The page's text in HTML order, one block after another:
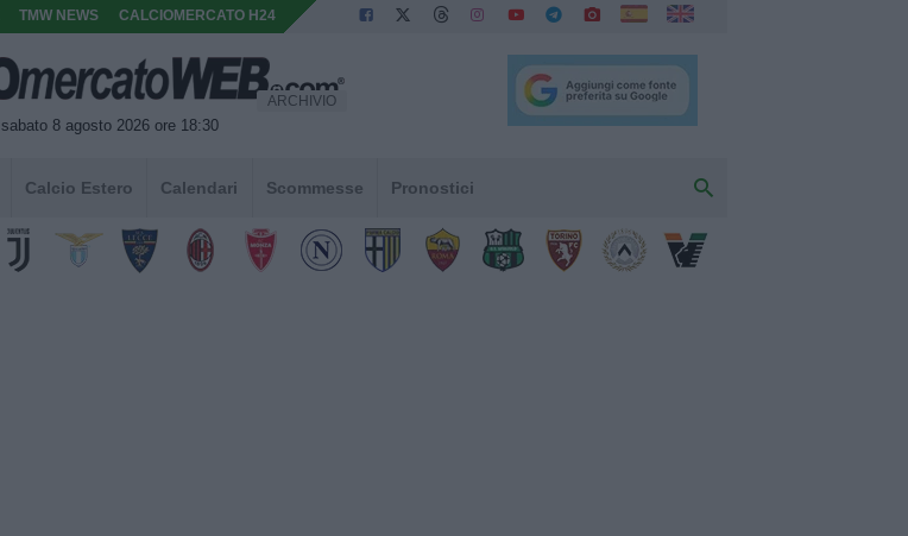
TMW NEWS CALCIOMERCATO H24
sabato 8 agosto 2026 ore 18:30
ARCHIVIO
Calcio Estero Calendari Scommesse Pronostici